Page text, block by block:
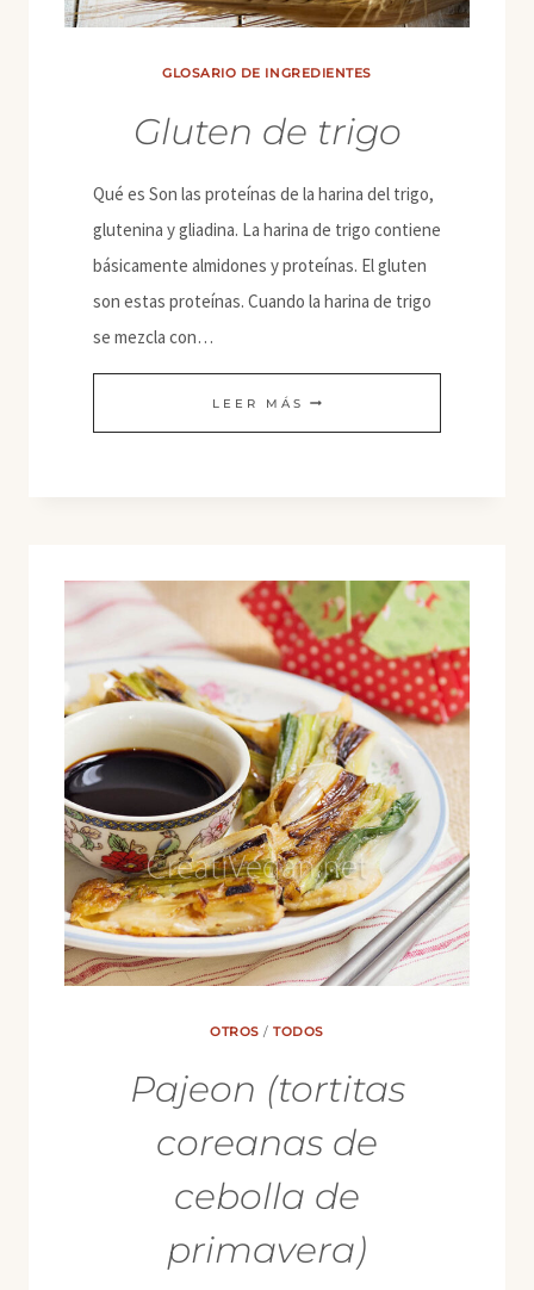
GLOSARIO DE INGREDIENTES
Gluten de trigo
Qué es Son las proteínas de la harina del trigo,
glutenina y gliadina. La harina de trigo contiene
básicamente almidones y proteínas. El gluten
son estas proteínas. Cuando la harina de trigo
se mezcla con…
LEER MÁS GLUTEN
DE
OTROS /TODOS
Pajeon (tortitas
coreanas de
cebolla de
primavera)